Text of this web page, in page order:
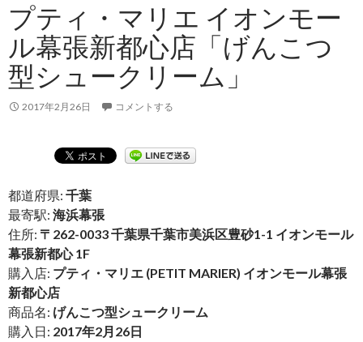
プティ・マリエ イオンモー
ル幕張新都心店「げんこつ
型シュークリーム」
2017年2月26日 コメントする
都道府県: 千葉
最寄駅: 海浜幕張
住所: 〒262-0033 千葉県千葉市美浜区豊砂1-1 イオンモール
幕張新都心 1F
購入店: プティ・マリエ (PETIT MARIER) イオンモール幕張
新都心店
商品名: げんこつ型シュークリーム
購入日: 2017年2月26日